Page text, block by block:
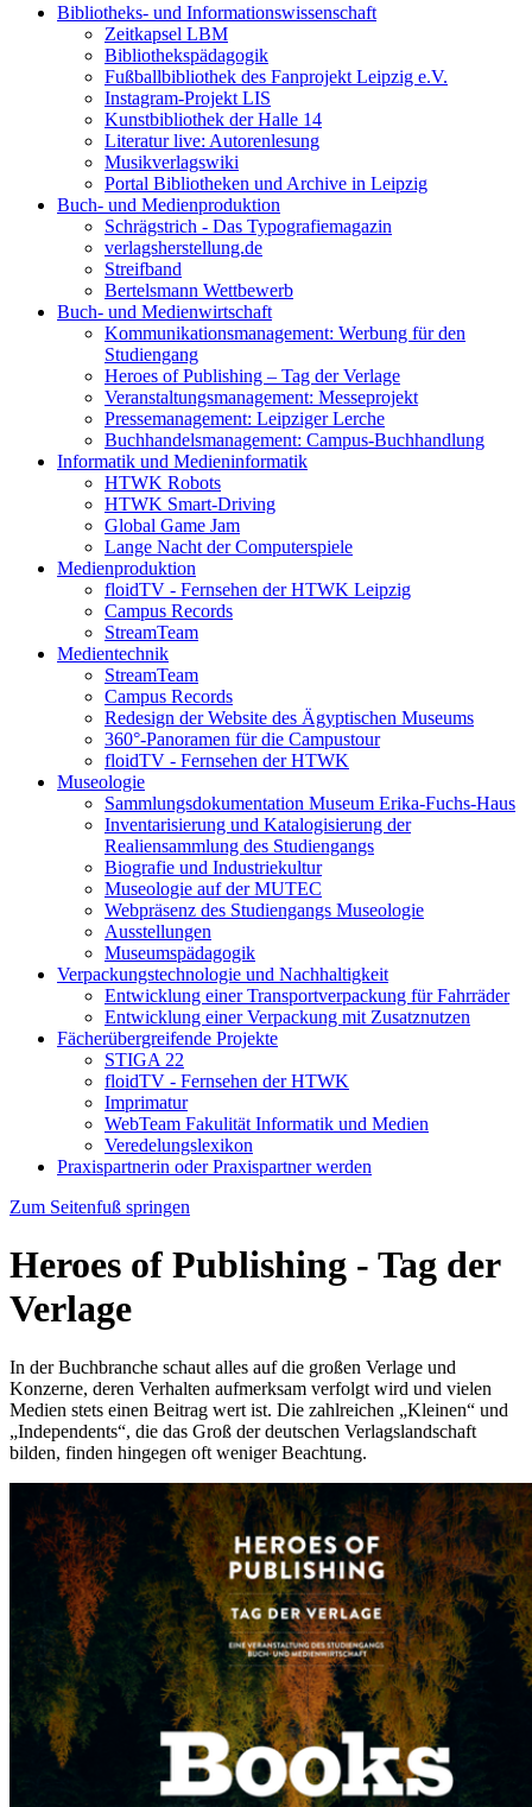
Bibliotheks- und Informationswissenschaft
Zeitkapsel LBM
Bibliothekspädagogik
Fußballbibliothek des Fanprojekt Leipzig e.V.
Instagram-Projekt LIS
Kunstbibliothek der Halle 14
Literatur live: Autorenlesung
Musikverlagswiki
Portal Bibliotheken und Archive in Leipzig
Buch- und Medienproduktion
Schrägstrich - Das Typografiemagazin
verlagsherstellung.de
Streifband
Bertelsmann Wettbewerb
Buch- und Medienwirtschaft
Kommunikationsmanagement: Werbung für den
Studiengang
Heroes of Publishing – Tag der Verlage
Veranstaltungsmanagement: Messeprojekt
Pressemanagement: Leipziger Lerche
Buchhandelsmanagement: Campus-Buchhandlung
Informatik und Medieninformatik
HTWK Robots
HTWK Smart-Driving
Global Game Jam
Lange Nacht der Computerspiele
Medienproduktion
floidTV - Fernsehen der HTWK Leipzig
Campus Records
StreamTeam
Medientechnik
StreamTeam
Campus Records
Redesign der Website des Ägyptischen Museums
360°-Panoramen für die Campustour
floidTV - Fernsehen der HTWK
Museologie
Sammlungsdokumentation Museum Erika-Fuchs-Haus
Inventarisierung und Katalogisierung der
Realiensammlung des Studiengangs
Biografie und Industriekultur
Museologie auf der MUTEC
Webpräsenz des Studiengangs Museologie
Ausstellungen
Museumspädagogik
Verpackungstechnologie und Nachhaltigkeit
Entwicklung einer Transportverpackung für Fahrräder
Entwicklung einer Verpackung mit Zusatznutzen
Fächerübergreifende Projekte
STIGA 22
floidTV - Fernsehen der HTWK
Imprimatur
WebTeam Fakulität Informatik und Medien
Veredelungslexikon
Praxispartnerin oder Praxispartner werden
Zum Seitenfuß springen
Heroes of Publishing - Tag der
Verlage
In der Buchbranche schaut alles auf die großen Verlage und
Konzerne, deren Verhalten aufmerksam verfolgt wird und vielen
Medien stets einen Beitrag wert ist. Die zahlreichen „Kleinen“ und
„Independents“, die das Groß der deutschen Verlagslandschaft
bilden, finden hingegen oft weniger Beachtung.